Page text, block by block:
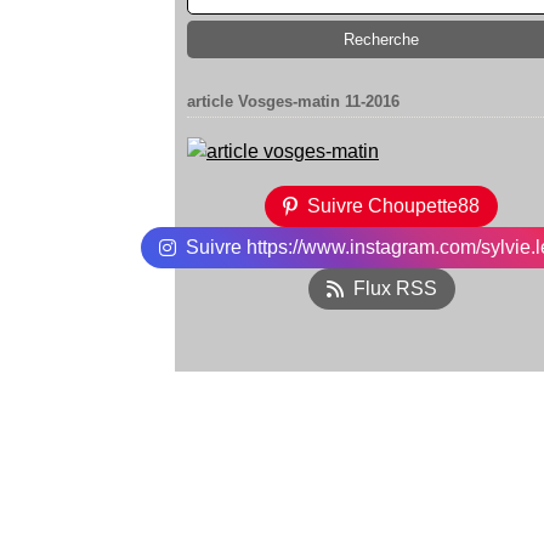
article Vosges-matin 11-2016
Suivre Choupette88
Suivre https://www.instagram.com/
Flux RSS